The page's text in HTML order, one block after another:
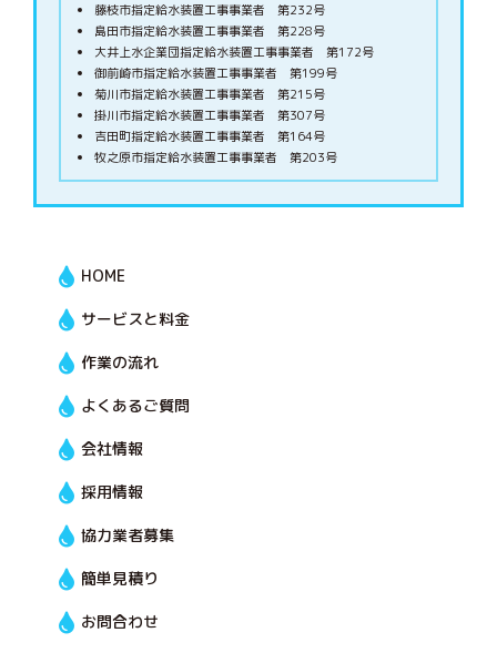
藤枝市指定給水装置工事事業者 第232号
島田市指定給水装置工事事業者 第228号
大井上水企業団指定給水装置工事事業者 第172号
御前崎市指定給水装置工事事業者 第199号
菊川市指定給水装置工事事業者 第215号
掛川市指定給水装置工事事業者 第307号
吉田町指定給水装置工事事業者 第164号
牧之原市指定給水装置工事事業者 第203号
HOME
サービスと料金
作業の流れ
よくあるご質問
会社情報
採用情報
協力業者募集
簡単見積り
お問合わせ